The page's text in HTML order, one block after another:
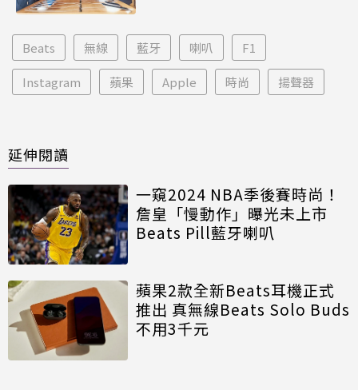
Beats 無線 藍牙 喇叭 F1
Instagram 蘋果 Apple 時尚 揚聲器
延伸閱讀
一窺2024 NBA季後賽時尚！
詹皇「慢動作」曝光未上市
Beats Pill藍牙喇叭
蘋果2款全新Beats耳機正式
推出 真無線Beats Solo Buds
不用3千元